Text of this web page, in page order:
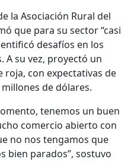
la Asociación Rural del
que para su sector “casi
desafíos en los
A su vez, proyectó un
con expectativas de
de dólares.
tenemos un buen
comercio abierto con
no nos tengamos que
bien parados”, sostuvo